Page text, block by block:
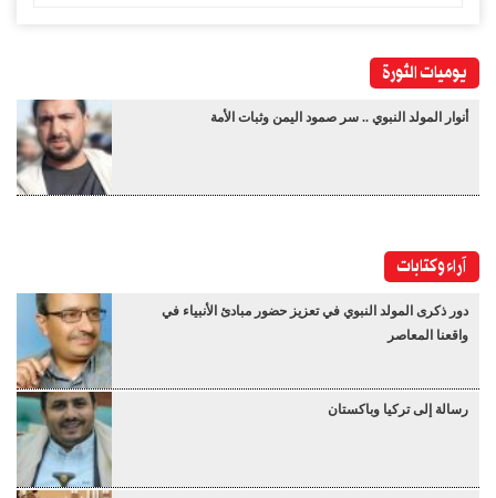
يوميات الثورة
أنوار المولد النبوي .. سر صمود اليمن وثبات الأمة
آراء وكتابات
دور ذكرى المولد النبوي في تعزيز حضور مبادئ الأنبياء في
واقعنا المعاصر
رسالة إلى تركيا وباكستان